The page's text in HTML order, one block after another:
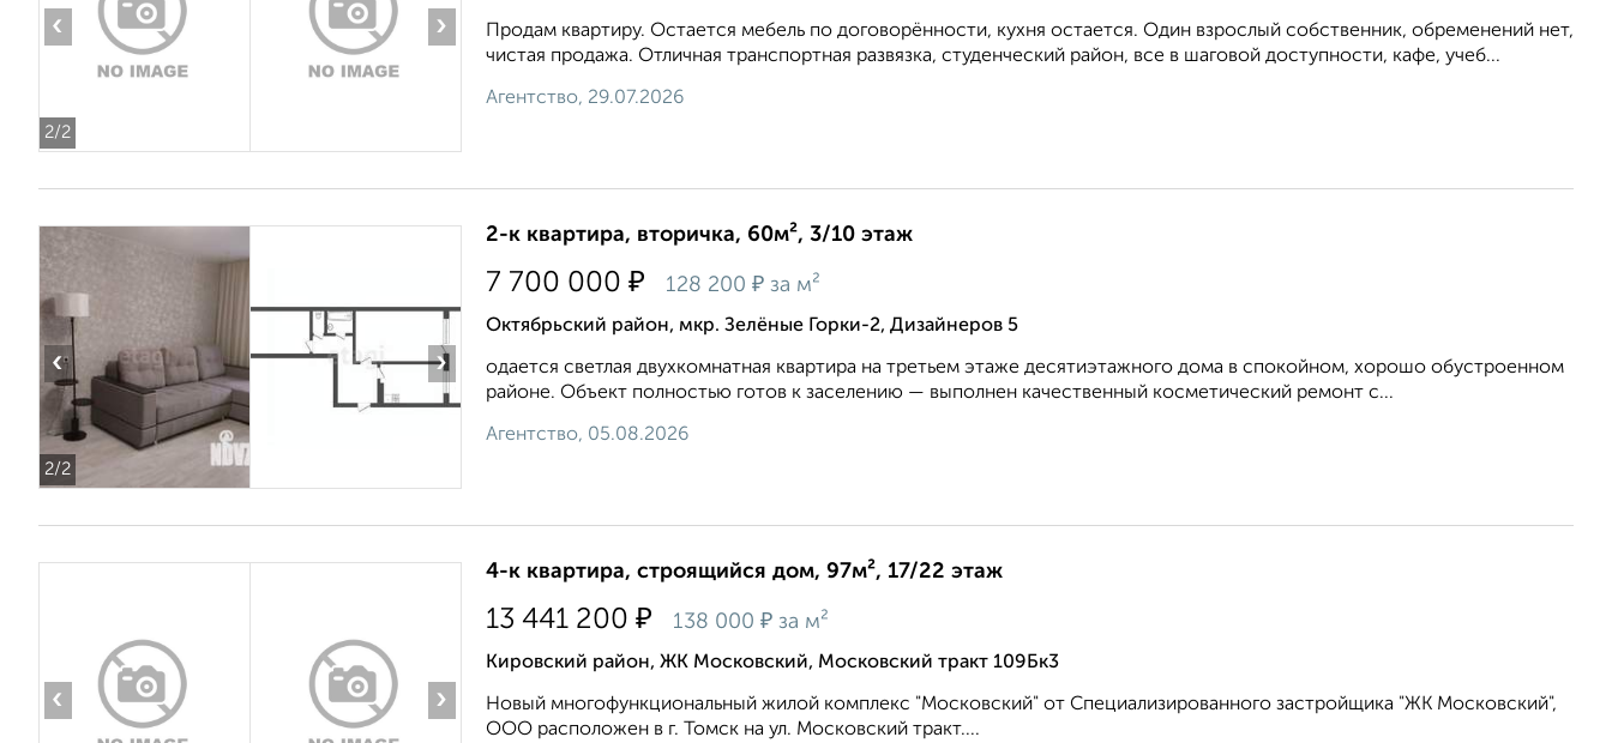
2/2
‹ ›
Продам квартиру. Остается мебель по договорённости, кухня остается. Один взрослый собственник, обременений нет,
чистая продажа. Отличная транспортная развязка, студенческий район, все в шаговой доступности, кафе, учеб...
Агентство, 29.07.2026
2/2
‹ ›
2-к квартира, вторичка, 60м², 3/10 этаж
7 700 000 ₽ 128 200 ₽ за м²
Октябрьский район, мкр. Зелёные Горки-2, Дизайнеров 5
одается светлая двухкомнатная квартира на третьем этаже десятиэтажного дома в спокойном, хорошо обустроенном
районе. Объект полностью готов к заселению — выполнен качественный косметический ремонт с...
Агентство, 05.08.2026
‹ ›
4-к квартира, строящийся дом, 97м², 17/22 этаж
13 441 200 ₽ 138 000 ₽ за м²
Кировский район, ЖК Московский, Московский тракт 109Бк3
Новый многофункциональный жилой комплекс "Московский" от Специализированного застройщика "ЖК Московский",
ООО расположен в г. Томск на ул. Московский тракт....